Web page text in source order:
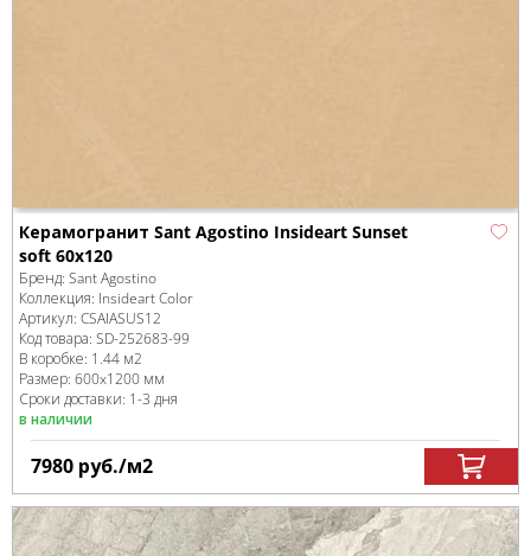
Керамогранит Sant Agostino Insideart Sunset
soft 60x120
Бренд: Sant Agostino
Коллекция: Insideart Color
Артикул: CSAIASUS12
Код товара: SD-252683-99
В коробке: 1.44 м2
Размер: 600x1200 мм
Сроки доставки: 1-3 дня
в наличии
7980 руб./м2